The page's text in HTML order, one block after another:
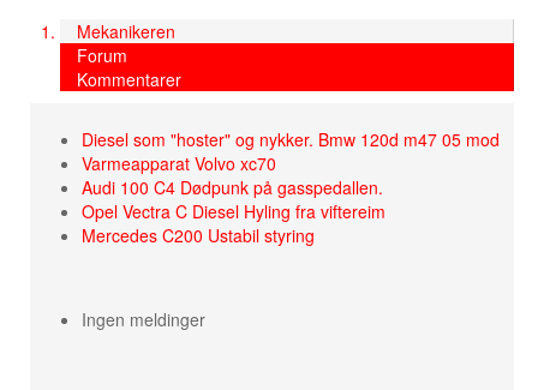
Mekanikeren
Forum
Kommentarer
Diesel som "hoster" og nykker. Bmw 120d m47 05 mod
Varmeapparat Volvo xc70
Audi 100 C4 Dødpunk på gasspedallen.
Opel Vectra C Diesel Hyling fra viftereim
Mercedes C200 Ustabil styring
Ingen meldinger